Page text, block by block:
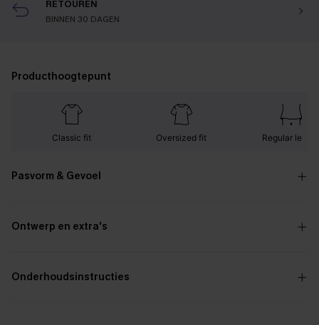
RETOUREN
BINNEN 30 DAGEN
Producthoogtepunt
Classic fit Oversized fit Regular
Pasvorm & Gevoel
Ontwerp en extra's
Onderhoudsinstructies